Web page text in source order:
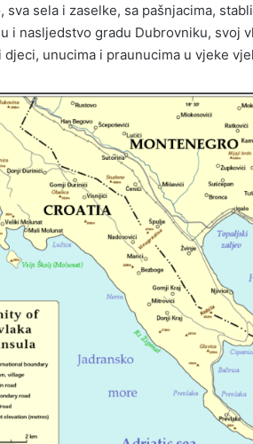
sva sela i zaselke, sa pašnjacima,
i nasljedstvo gradu Dubrovniku, svoj
djeci, unucima i praunucima u vjeke